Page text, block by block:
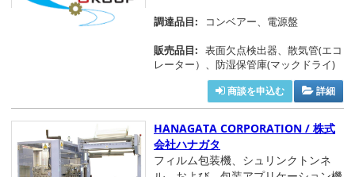
調達品目:
コンベアー、電源盤
販売品目: 表面欠点検出器、散気管(エコ
レーター）、防湿保管庫(マックドライ)
詳細
商談を申込む
HANAGATA CORPORATION / 株式
会社ハナガタ
フィルム包装機、シュリンクトンネ